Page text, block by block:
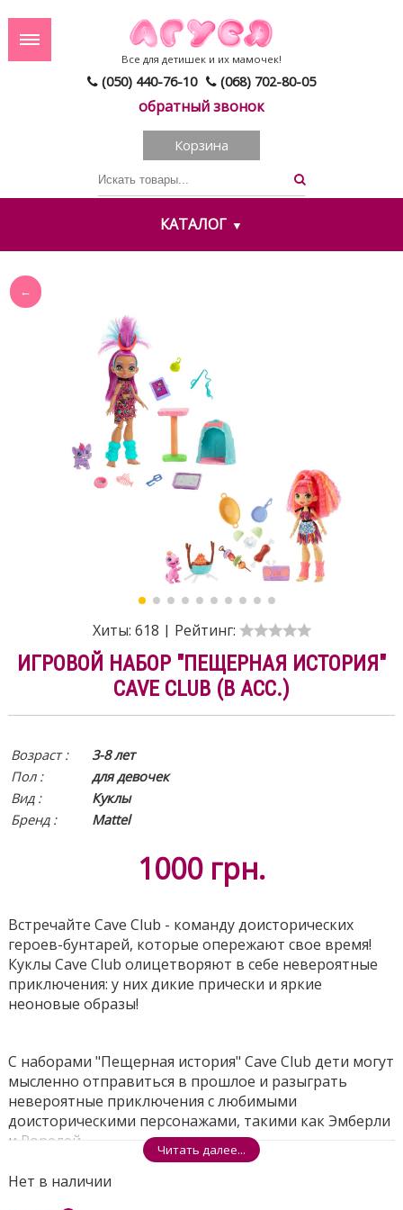
(050) 440-76-10 (068) 702-80-05
обратный звонок
Все для детишек и их мамочек!
Корзина
КАТАЛОГ
Хиты: 618 | Рейтинг:
ИГРОВОЙ НАБОР "ПЕЩЕРНАЯ ИСТОРИЯ"
CAVE CLUB (В АСС.)
Возраст :
3-8 лет
Пол :
для девочек
Вид :
Куклы
Бренд :
Mattel
1000 грн.
Встречайте Cave Club - команду доисторических
героев-бунтарей, которые опережают свое время!
Куклы Cave Club олицетворяют в себе невероятные
приключения: у них дикие прически и яркие
неоновые образы!
С наборами "Пещерная история" Cave Club дети могут
мысленно отправиться в прошлое и разыграть
невероятные приключения с любимыми
доисторическими персонажами, такими как Эмберли
и Рорелей.
Каждый набор Cave Club включает куклу в
соответствующем наряде, ее доисторическую
Читать далее...
Нет в наличии